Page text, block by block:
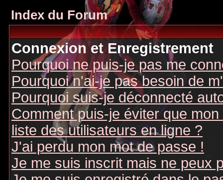
Index du Forum
Connexion et Enregistrement
Pourquoi ne puis-je pas me
Pourquoi n'ai-je pas besoin de
Pourquoi suis-je déconnecté
Comment puis-je éviter que
liste des utilisateurs en ligne ?
J'ai perdu mon mot de passe !
Je me suis inscrit mais ne peux